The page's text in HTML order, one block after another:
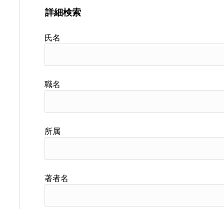
詳細検索
氏名
職名
所属
著者名